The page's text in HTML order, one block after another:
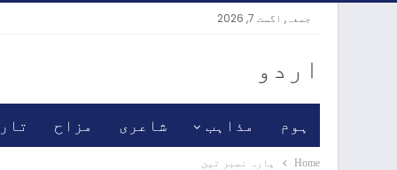
جمعہ, اگست 7, 2026
اردو
ہوم مذاہب شاعری مزاح
Home پارہ نمبر تین